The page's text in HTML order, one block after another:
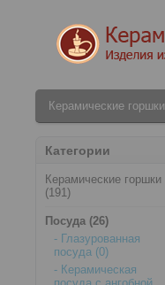
Керамические горшки
Категории
Керамические горшки
(191)
Посуда (26)
- Глазурованная
посуда (0)
- Керамическая